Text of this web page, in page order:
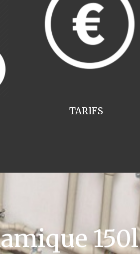
TARIFS
150l